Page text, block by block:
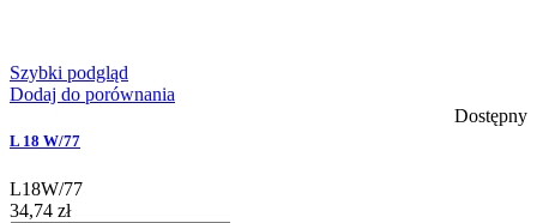
Szybki podgląd
Dodaj do porównania
Dostępny
L 18 W/77
L18W/77
34,74 zł